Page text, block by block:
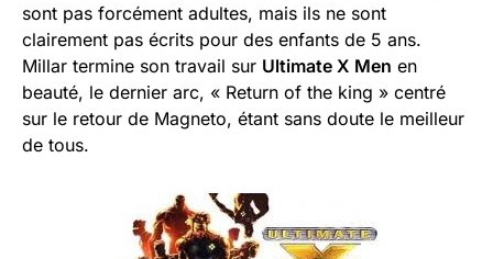
sont pas forcément adultes, mais ils ne sont
clairement pas écrits pour des enfants de 5 ans.
Millar termine son travail sur Ultimate X Men en
beauté, le dernier arc, « Return of the king » centré
sur le retour de Magneto, étant sans doute le meilleur
de tous.